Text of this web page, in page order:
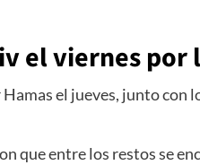
el viernes por
el jueves, junto con
que entre los restos se